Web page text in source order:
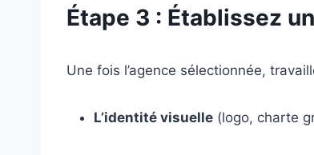
Étape 3 : Établissez
Une fois l’agence sélectionnée,
L’identité visuelle (logo, charte